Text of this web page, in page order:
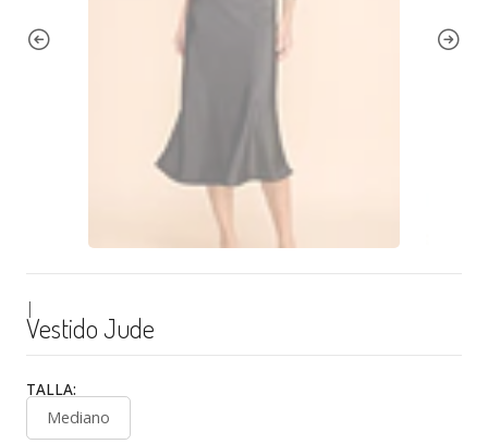
|
Vestido Jude
TALLA:
Mediano